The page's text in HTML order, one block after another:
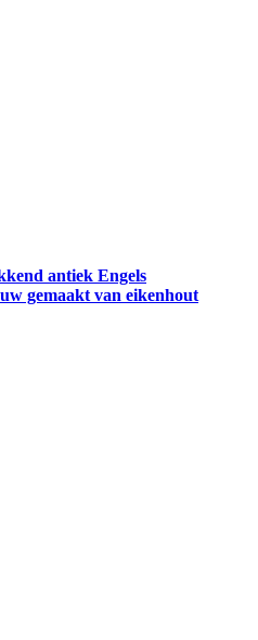
antiek Engels
gemaakt van eikenhout